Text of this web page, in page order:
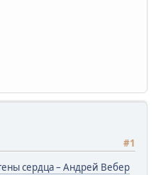
#1
сердца – Андрей Вебер